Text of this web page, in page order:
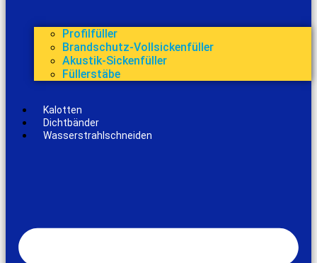
Profilfüller
Brandschutz-Vollsickenfüller
Akustik-Sickenfüller
Füllerstäbe
Kalotten
Dichtbänder
Wasserstrahlschneiden